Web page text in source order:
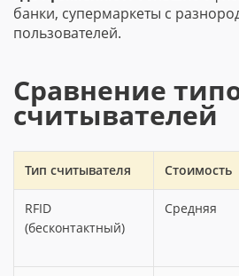
банки, супермаркеты с
пользователей.
Сравнение
считывателей
Тип считывателя Стоимость
RFID
(бесконтактный)
Средняя